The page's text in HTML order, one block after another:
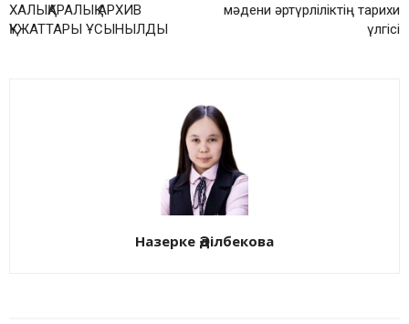
ХАЛЫҚАРАЛЫҚ АРХИВ
ҚҰЖАТТАРЫ ҰСЫНЫЛДЫ
мәдени әртүрліліктің тарихи
үлгісі
Назерке Әділбекова